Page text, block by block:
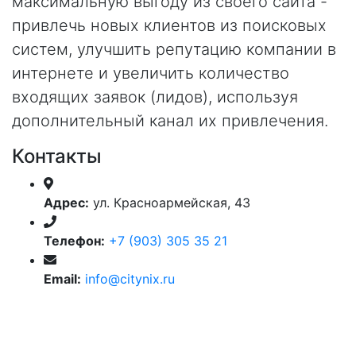
привлечь новых клиентов из поисковых
систем, улучшить репутацию компании в
интернете и увеличить количество
входящих заявок (лидов), используя
дополнительный канал их привлечения.
Контакты
Адрес: ул. Красноармейская, 43
Телефон: +7 (903) 305 35 21
Email: info@citynix.ru